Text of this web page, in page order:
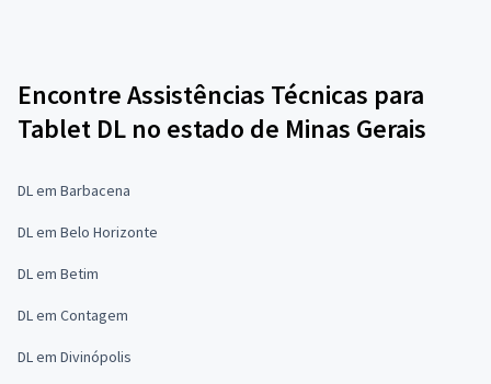
Encontre Assistências Técnicas para
Tablet DL no estado de Minas Gerais
DL em Barbacena
DL em Belo Horizonte
DL em Betim
DL em Contagem
DL em Divinópolis